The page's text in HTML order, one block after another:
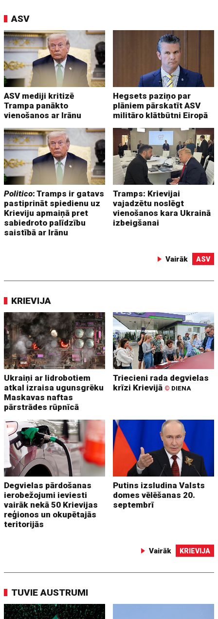
ASV
ASV mediji kritizē
Trampa panākto
vienošanos ar Irānu
Hegsets paziņo par
plāniem pārskatīt ASV
militāro klātbūtni Eiropā
Politico: Tramps ir gatavs
pastiprināt spiedienu uz
Krieviju apmaiņā pret
sabiedroto palīdzību
saistībā ar Irānu
Tramps: Krievijai
vajadzētu noslēgt
vienošanos kara Ukrainā
izbeigšanai
Vairāk ASV
KRIEVIJA
Ukraiņi ar lidrobotiem
atkal izraisa ugunsgrēku
Maskavas naftas
pārstrādes rūpnīcā
Triecieni rada degvielas
krīzi Krievijā © DIENA
Degvielas pārdošanas
ierobežojumi ieviesti
vairāk nekā 50 Krievijas
reģionos un okupētajās
teritorijās
Putins izsludina Valsts
domes vēlēšanas 20.
septembrī
Vairāk KRIEVIJA
TUVIE AUSTRUMI